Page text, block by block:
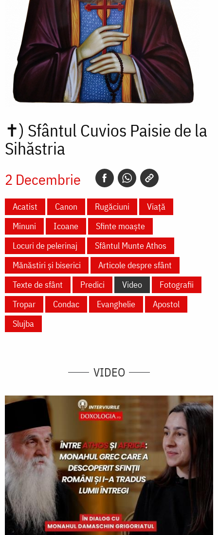
✝) Sfântul Cuvios Paisie de la
Sihăstria
2 Decembrie
Acatist Canon Rugăciuni
Viață
Minuni
Icoane
Sfinte moaște
Locuri de pelerinaj
Sfântul Munte Athos
Mănăstiri și biserici
Articole despre sfânt
Texte de sfânt
Predici Video
Fotografii
Tropar
Condac Evanghelie
Apostol
Slujba
VIDEO